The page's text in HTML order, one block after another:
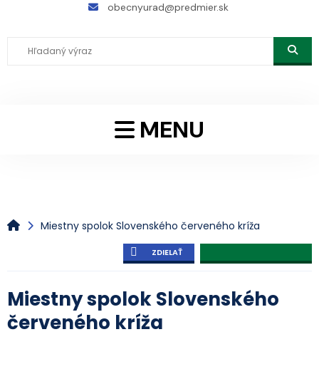
obecnyurad@predmier.sk
MENU
Miestny spolok Slovenského červeného kríža
ZDIELAŤ
Miestny spolok Slovenského
červeného kríža